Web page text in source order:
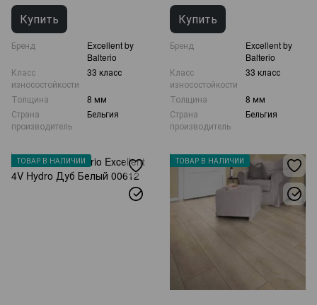
Купить
Бренд
Excellent by
Balterio
Класс
износостойкости
33 класс
Толщина
8 мм
Страна
производитель
Бельгия
Купить
Бренд
Excellent by
Balterio
Класс
износостойкости
33 класс
Толщина
8 мм
Страна
производитель
Бельгия
ТОВАР В НАЛИЧИИ ТОВАР В НАЛИЧИИ